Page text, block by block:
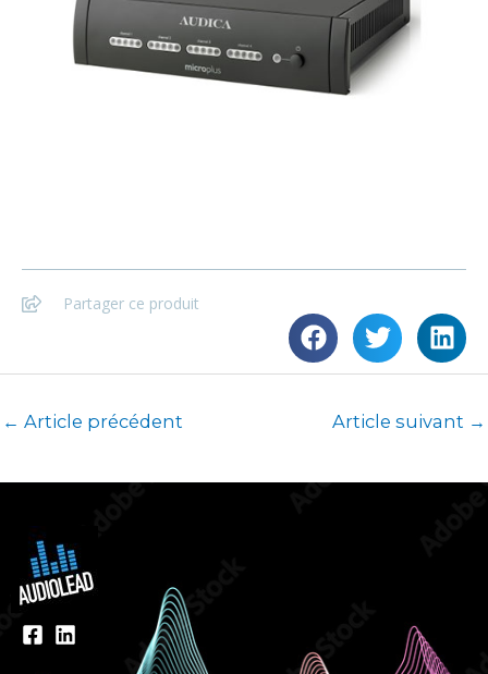
Partager ce produit
← Article précédent Article suivant →